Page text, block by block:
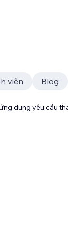
viên Blog
dụng yêu cầu